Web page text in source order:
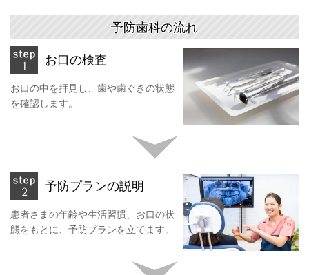
予防歯科の流れ
お口の検査
お口の中を拝見し、歯や歯ぐきの状態
を確認します。
予防プランの説明
患者さまの年齢や生活習慣、お口の状
態をもとに、予防プランを立てます。